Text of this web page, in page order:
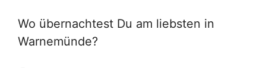
Wo übernachtest Du am liebsten in
Warnemünde?